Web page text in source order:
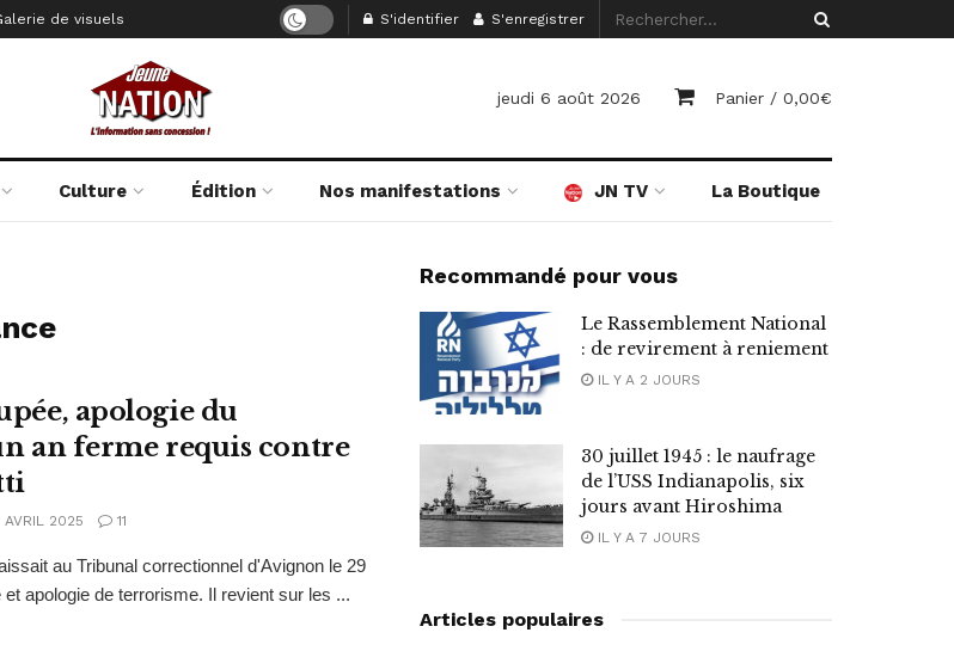
de visuels S'identifier S'enregistrer
jeudi 6 août 2026 Panier / 0,00€
Culture Édition Nos manifestations JN TV La Boutique
apologie du
an ferme requis contre
2025 11
au Tribunal correctionnel d'Avignon le 29
apologie de terrorisme. Il revient sur les ...
Recommandé pour vous
Le Rassemblement National
: de revirement à reniement
IL Y A 2 JOURS
30 juillet 1945 : le naufrage
de l’USS Indianapolis, six
jours avant Hiroshima
IL Y A 7 JOURS
Articles populaires